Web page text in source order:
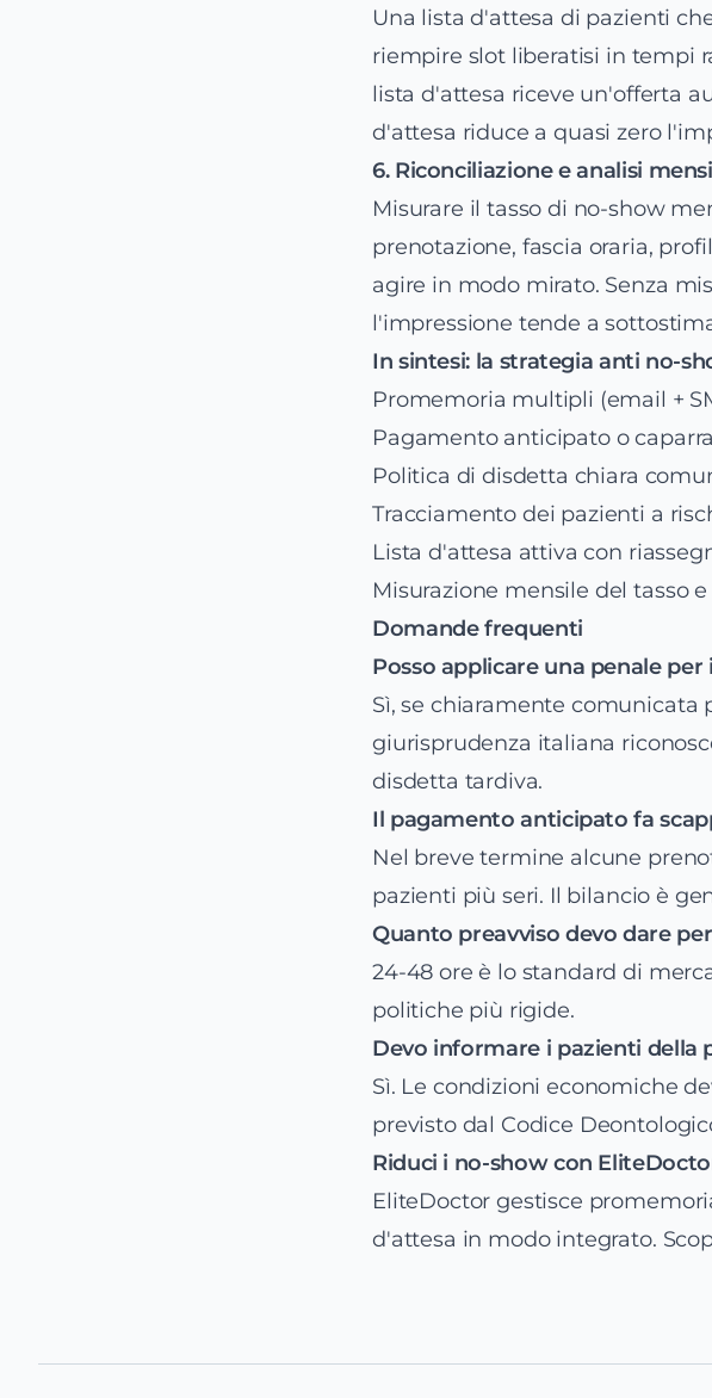
Una lista d'attesa di pazienti
riempire slot liberatisi in tempi
lista d'attesa riceve un'offerta
d'attesa riduce a quasi zero
6. Riconciliazione e analisi
Misurare il tasso di no-show
prenotazione, fascia oraria,
agire in modo mirato. Senza
l'impressione tende a
In sintesi: la strategia anti no-
Promemoria multipli (email +
Pagamento anticipato o
Politica di disdetta chiara
Tracciamento dei pazienti a
Lista d'attesa attiva con
Misurazione mensile del tasso
Domande frequenti
Posso applicare una penale
Sì, se chiaramente comunicata
giurisprudenza italiana
disdetta tardiva.
Il pagamento anticipato fa
Nel breve termine alcune
pazienti più seri. Il bilancio è
Quanto preavviso devo dare
24-48 ore è lo standard di
politiche più rigide.
Devo informare i pazienti della
Sì. Le condizioni economiche
previsto dal Codice
Riduci i no-show con
EliteDoctor gestisce
d'attesa in modo integrato.